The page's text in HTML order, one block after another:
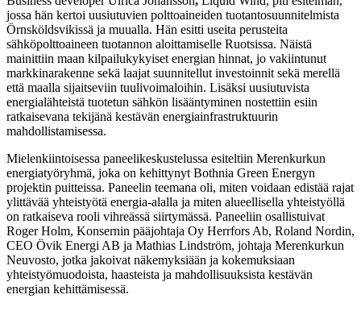
jossa hän kertoi uusiutuvien polttoaineiden tuotantosuunnitelmista
Örnsköldsvikissä ja muualla. Hän esitti useita perusteita
sähköpolttoaineen tuotannon aloittamiselle Ruotsissa. Näistä
mainittiin maan kilpailukykyiset energian hinnat, jo vakiintunut
markkinarakenne sekä laajat suunnitellut investoinnit sekä merellä
että maalla sijaitseviin tuulivoimaloihin. Lisäksi uusiutuvista
energialähteistä tuotetun sähkön lisääntyminen nostettiin esiin
ratkaisevana tekijänä kestävän energiainfrastruktuurin
mahdollistamisessa.
Mielenkiintoisessa paneelikeskustelussa esiteltiin Merenkurkun
energiatyöryhmä, joka on kehittynyt Bothnia Green Energyn
projektin puitteissa. Paneelin teemana oli, miten voidaan edistää rajat
ylittävää yhteistyötä energia-alalla ja miten alueellisella yhteistyöllä
on ratkaiseva rooli vihreässä siirtymässä. Paneeliin osallistuivat
Roger Holm, Konsernin pääjohtaja Oy Herrfors Ab, Roland Nordin,
CEO Övik Energi AB ja Mathias Lindström, johtaja Merenkurkun
Neuvosto, jotka jakoivat näkemyksiään ja kokemuksiaan
yhteistyömuodoista, haasteista ja mahdollisuuksista kestävän
energian kehittämisessä.